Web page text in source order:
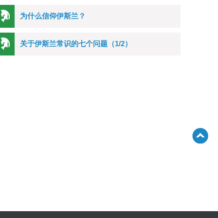
为什么信仰伊斯兰？
关于伊斯兰常识的七个问题（1/2）